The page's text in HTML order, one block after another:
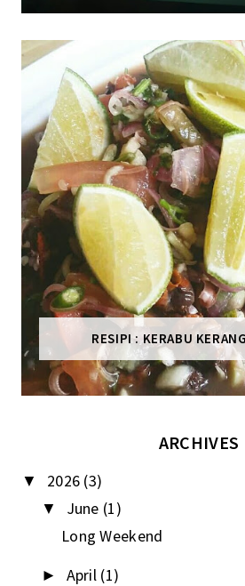
RESIPI : KERABU
ARCHIVES
▼ 2026 (3)
▼ June (1)
Long Weekend
► April (1)